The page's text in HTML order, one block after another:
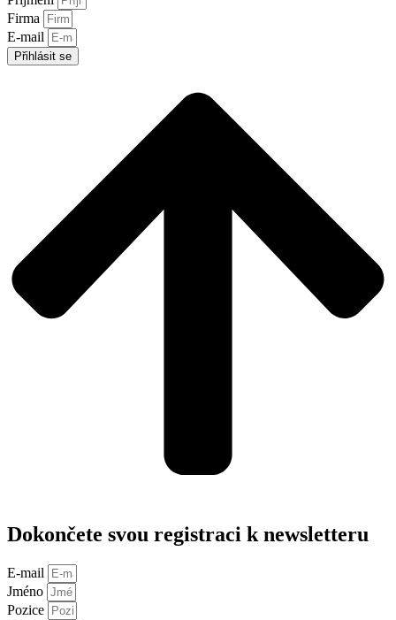
Firma
E-mail
Přihlásit se
Dokončete svou registraci k newsletteru
E-mail
Jméno
Pozice